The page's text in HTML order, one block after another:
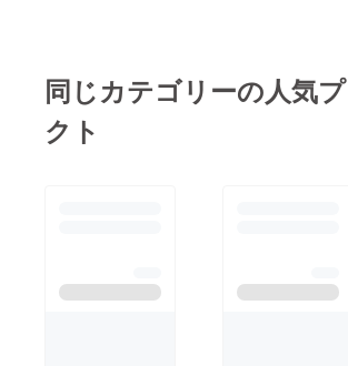
同じカテゴリーの人気
クト